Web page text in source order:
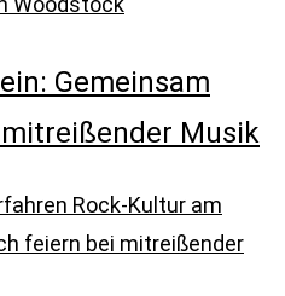
Gemeinsam
Musik